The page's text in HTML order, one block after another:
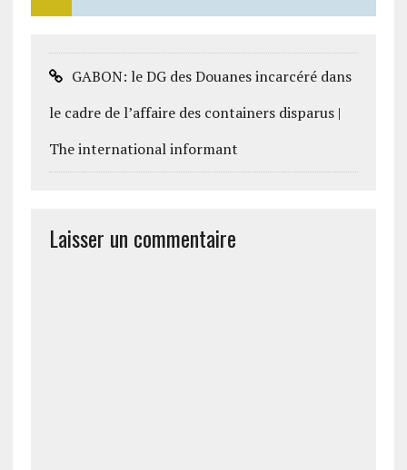
GABON: le DG des Douanes incarcéré dans
le cadre de l’affaire des containers disparus |
The international informant
Laisser un commentaire